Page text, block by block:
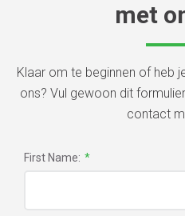
met
Klaar om te beginnen of heb
ons? Vul gewoon dit
contact
First Name: *